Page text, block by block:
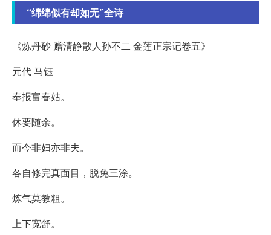
“绵绵似有却如无”全诗
《炼丹砂 赠清静散人孙不二 金莲正宗记卷五》
元代 马钰
奉报富春姑。
休要随余。
而今非妇亦非夫。
各自修完真面目，脱免三涂。
炼气莫教粗。
上下宽舒。